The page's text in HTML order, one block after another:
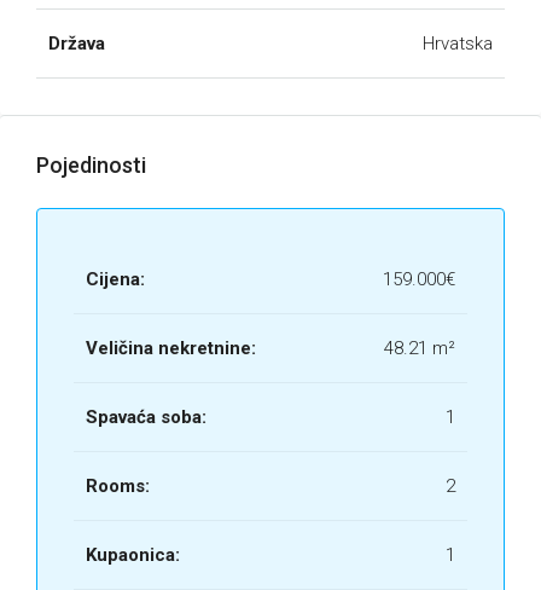
Država Hrvatska
Pojedinosti
Cijena: 159.000€
Veličina nekretnine: 48.21 m²
Spavaća soba: 1
Rooms: 2
Kupaonica: 1